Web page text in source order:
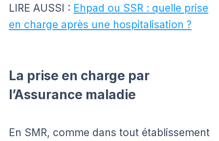
LIRE AUSSI : Ehpad ou SSR : quelle prise
en charge après une hospitalisation ?
La prise en charge par
l’Assurance maladie
En SMR, comme dans tout établissement